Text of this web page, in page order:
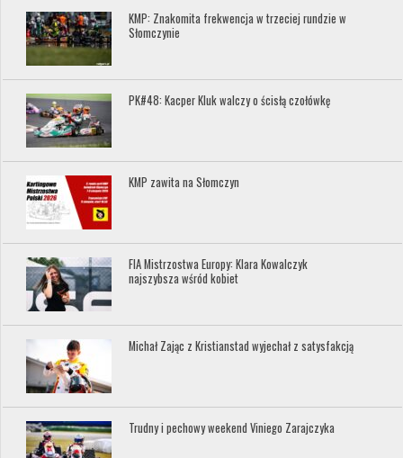
KMP: Znakomita frekwencja w trzeciej rundzie w
Słomczynie
PK#48: Kacper Kluk walczy o ścisłą czołówkę
KMP zawita na Słomczyn
FIA Mistrzostwa Europy: Klara Kowalczyk
najszybsza wśród kobiet
Michał Zając z Kristianstad wyjechał z satysfakcją
Trudny i pechowy weekend Viniego Zarajczyka